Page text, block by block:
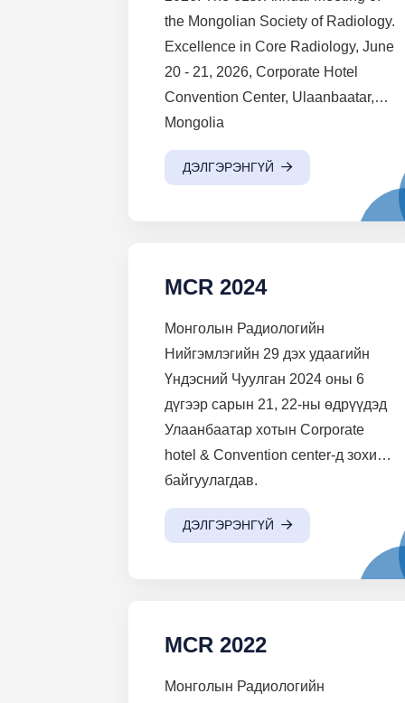
the Mongolian Society of Radiology.
Excellence in Core Radiology, June
20 - 21, 2026, Corporate Hotel
Convention Center, Ulaanbaatar,
Mongolia
ДЭЛГЭРЭНГҮЙ
MCR 2024
Монголын Радиологийн
Нийгэмлэгийн 29 дэх удаагийн
Үндэсний Чуулган 2024 оны 6
дүгээр сарын 21, 22-ны өдрүүдэд
Улаанбаатар хотын Corporate
hotel & Convention center-д зохион
байгуулагдав.
ДЭЛГЭРЭНГҮЙ
MCR 2022
Монголын Радиологийн